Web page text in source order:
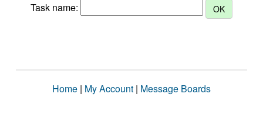
Task name:
Home | My Account | Message Boards